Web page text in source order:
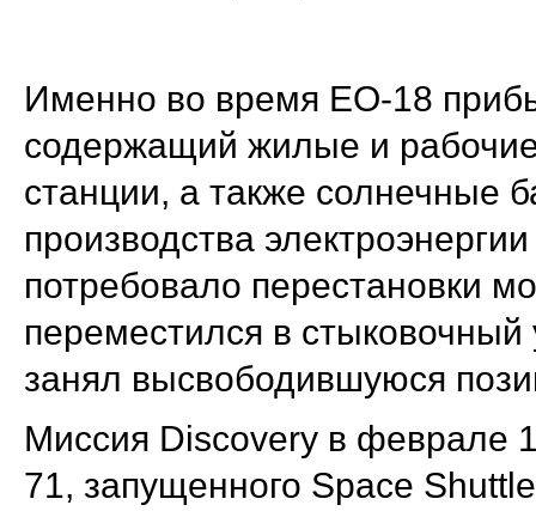
Именно во время EO-18
содержащий жилые и
станции, а также солнечные
производства
потребовало перестановки
переместился в стыковочный
занял высвободившуюся
Миссия Discovery в феврале
71, запущенного Space